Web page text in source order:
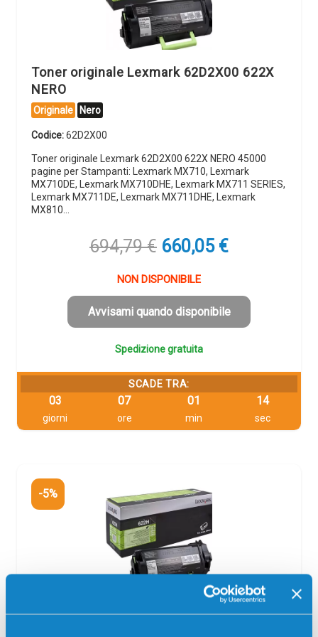
Toner originale Lexmark 62D2X00 622X
NERO
Originale Nero
Codice:62D2X00
Toner originale Lexmark 62D2X00 622X NERO 45000
pagine per Stampanti: Lexmark MX710, Lexmark
MX710DE, Lexmark MX710DHE, Lexmark MX711 SERIES,
Lexmark MX711DE, Lexmark MX711DHE, Lexmark
MX810…
694,79€ Il
originale
era:
694,79 €.
660,05 €Il
è:
660,05 €.
NON DISPONIBILE
Avvisami quando disponibile
Spedizione gratuita
SCADE TRA:
03
giorni
07
ore
01
min
13
sec
-5%
Toner originale Lexmark 62D2H00 622H